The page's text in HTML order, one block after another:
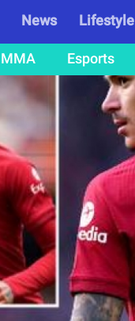
News Lifestyle
Esports